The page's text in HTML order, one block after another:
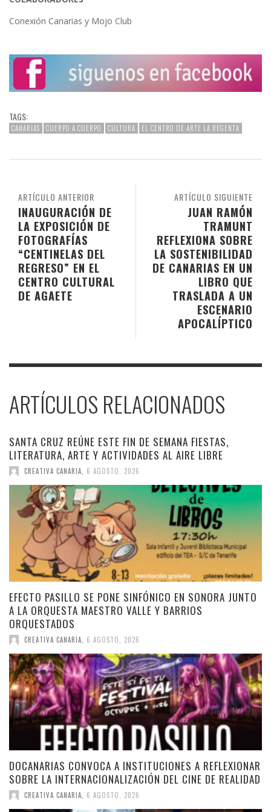
Conexión Canarias y Mojo Club
TAGS:
CANARIAS CUERPO A CUERPO CULTURA EL CENTRO DE ARTE LA REGENTA
ARTÍCULO SIGUIENTE
JUAN RAMÓN
TRAMUNT
REFLEXIONA SOBRE
LA SOSTENIBILIDAD
DE CANARIAS EN UN
LIBRO QUE
TRASLADA A UN
ESCENARIO
APOCALÍPTICO
ARTÍCULO ANTERIOR
INAUGURACIÓN DE
LA EXPOSICIÓN DE
FOTOGRAFÍAS
“CENTINELAS DEL
REGRESO” EN EL
CENTRO CULTURAL
DE AGAETE
ARTÍCULOS RELACIONADOS
SANTA CRUZ REÚNE ESTE FIN DE SEMANA FIESTAS,
LITERATURA, ARTE Y ACTIVIDADES AL AIRE LIBRE
CREATIVA CANARIA 6 AGOSTO, 2026
EFECTO PASILLO SE PONE SINFÓNICO EN SONORA JUNTO
A LA ORQUESTA MAESTRO VALLE Y BARRIOS
ORQUESTADOS
CREATIVA CANARIA 6 AGOSTO, 2026
DOCANARIAS CONVOCA A INSTITUCIONES A REFLEXIONAR
SOBRE LA INTERNACIONALIZACIÓN DEL CINE DE REALIDAD
CREATIVA CANARIA 6 AGOSTO, 2026